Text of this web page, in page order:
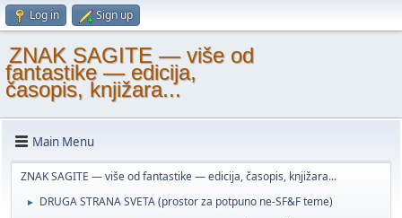
Log in Sign up
ZNAK SAGITE — više od
fantastike — edicija,
časopis, knjižara...
Main Menu
ZNAK SAGITE — više od fantastike — edicija, časopis, knjižara...
► DRUGA STRANA SVETA (prostor za potpuno ne-SF&F teme)